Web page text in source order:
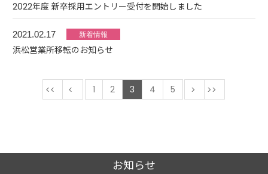
2022年度 新卒採用エントリー受付を開始しました
2021.02.17
浜松営業所移転のお知らせ
最初 前1 2 3 4 5 次
お知らせ